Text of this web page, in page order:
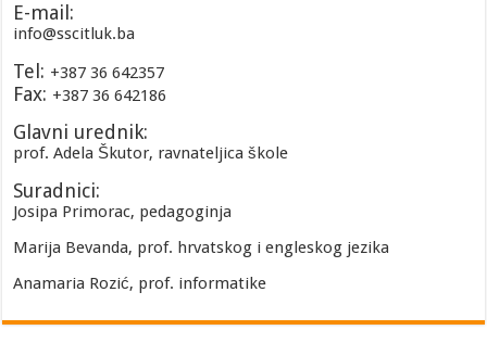
E-mail:
info@sscitluk.ba
Tel: +387 36 642357
Fax: +387 36 642186
Glavni urednik:
prof. Adela Škutor, ravnateljica škole
Suradnici:
Josipa Primorac, pedagoginja
Marija Bevanda, prof. hrvatskog i engleskog jezika
Anamaria Rozić, prof. informatike